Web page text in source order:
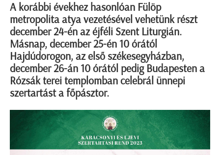
A korábbi évekhez hasonlóan Fülöp
metropolita atya vezetésével vehetünk részt
december 24-én az éjféli Szent Liturgián.
Másnap, december 25-én 10 órától
Hajdúdorogon, az első székesegyházban,
december 26-án 10 órától pedig Budapesten a
Rózsák terei templomban celebrál ünnepi
szertartást a főpásztor.